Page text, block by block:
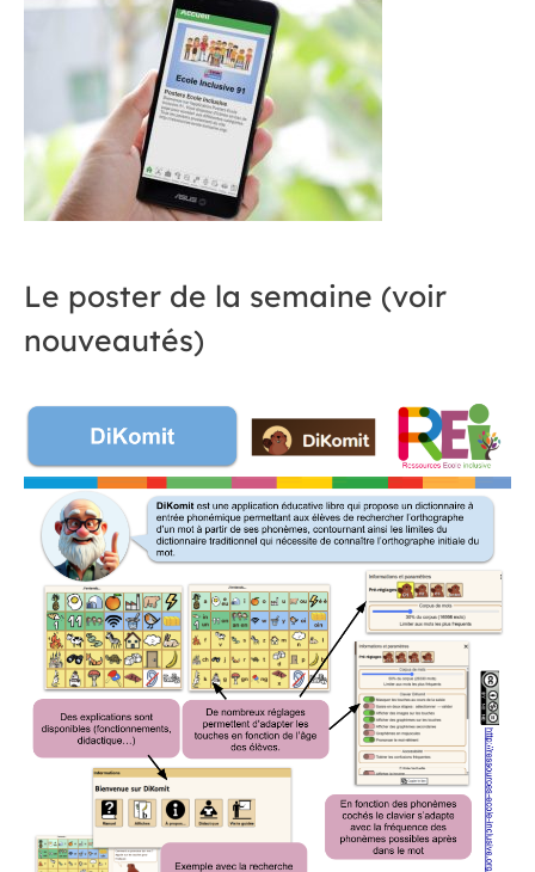
Le poster de la semaine (voir
nouveautés)